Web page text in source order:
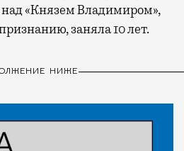
«Князем Владимиром»,
заняла 10 лет.
НИЖЕ